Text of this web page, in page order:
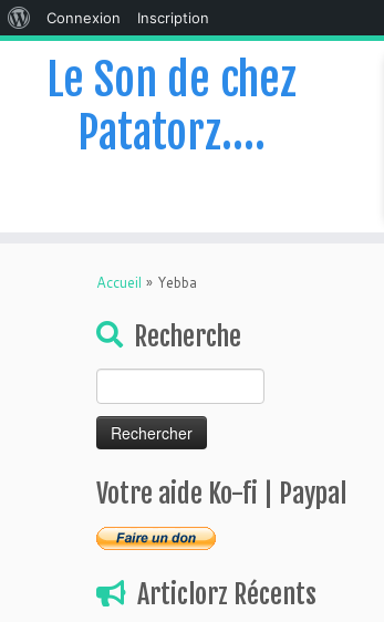
WordPress
Connexion
Inscription
Le Son de chez
Patatorz….
Accueil » Yebba
Recherche
Votre aide Ko-fi | Paypal
Articlorz Récents